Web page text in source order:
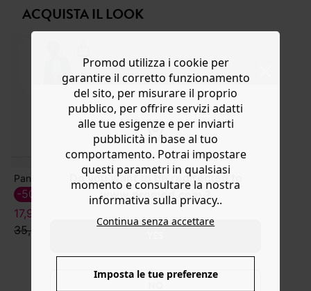
Do you want to be redirected to
www.promod.com ?
il look boyish con questa polo a maniche corte a righe!
Colletto in popeline abbottonato. 100% cotone biologico,
coltivato senza pesticidi, fertilizzanti chimici né OGM.
ACQUISTA IL LOOK
17,99 €
35,99 €
-50%
Promod utilizza i cookie per
garantire il corretto funzionamento
del sito, per misurare il proprio
pubblico, per offrire servizi adatti
alle tue esigenze e per inviarti
pubblicità in base al tuo
comportamento. Potrai impostare
questi parametri in qualsiasi
momento e consultare la nostra
informativa sulla privacy..
Continua senza accettare
Imposta le tue preferenze